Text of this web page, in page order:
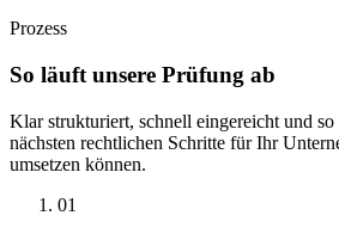
Prozess
So läuft unsere Prüfung ab
Klar strukturiert, schnell eingereicht und so
nächsten rechtlichen Schritte für Ihr
umsetzen können.
01